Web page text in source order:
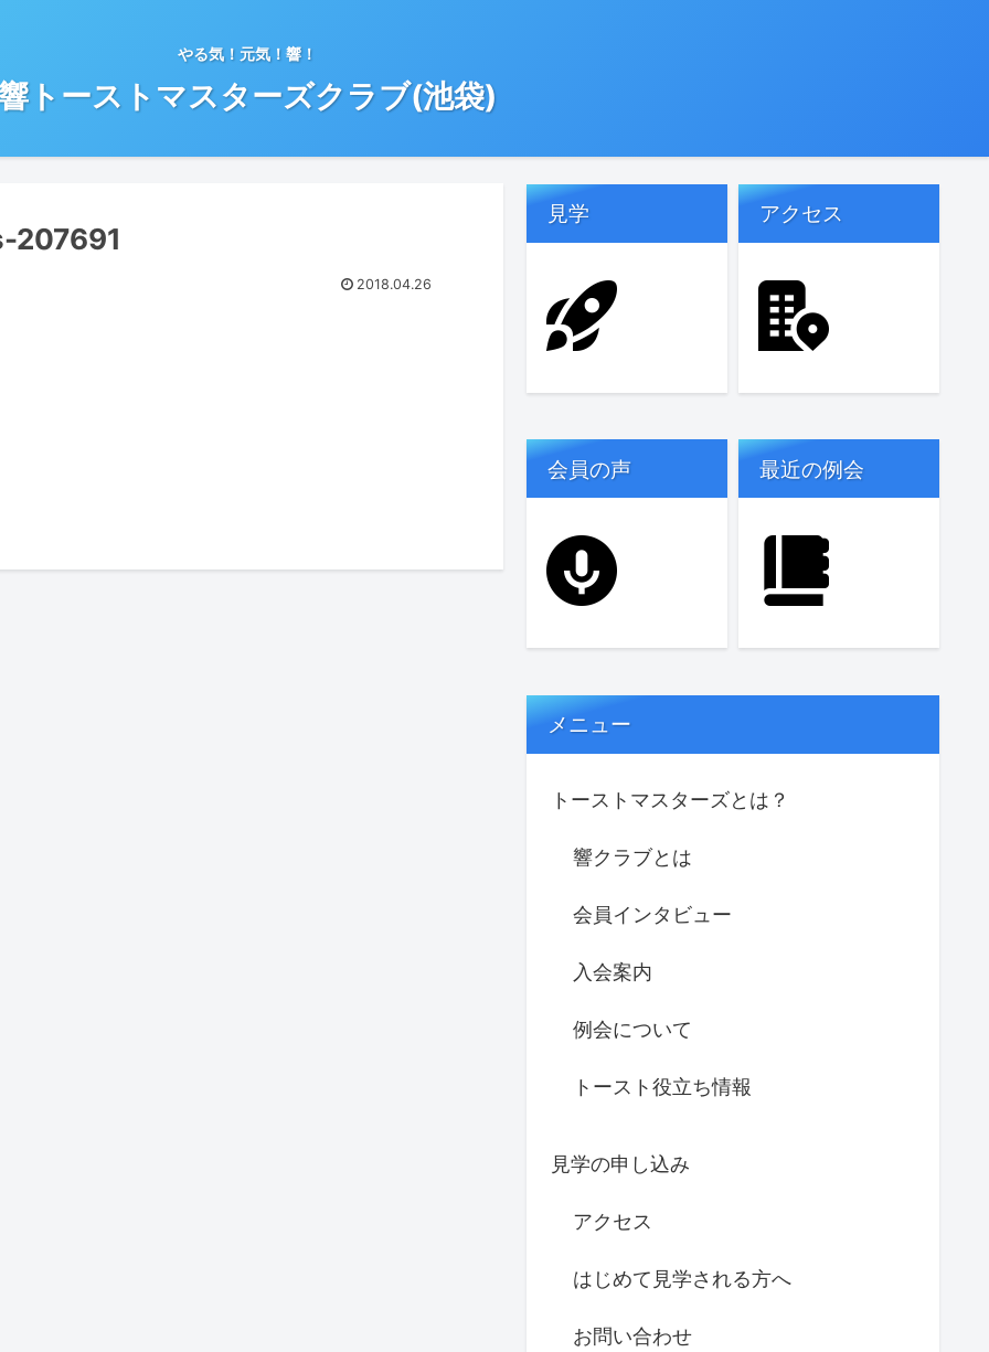
やる気！元気！響！
トーストマスターズクラブ(池袋)
207691
2018.04.26
見学 アクセス
会員の声 最近の例会
メニュー
トーストマスターズとは？
響クラブとは
会員インタビュー
入会案内
例会について
トースト役立ち情報
見学の申し込み
アクセス
はじめて見学される方へ
お問い合わせ